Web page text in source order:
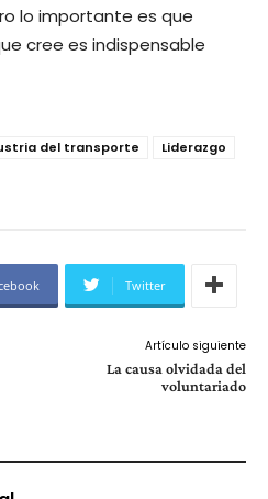
lo importante es que
cree es indispensable
del transporte
Liderazgo
Twitter
Artículo siguiente
La causa olvidada del
voluntariado